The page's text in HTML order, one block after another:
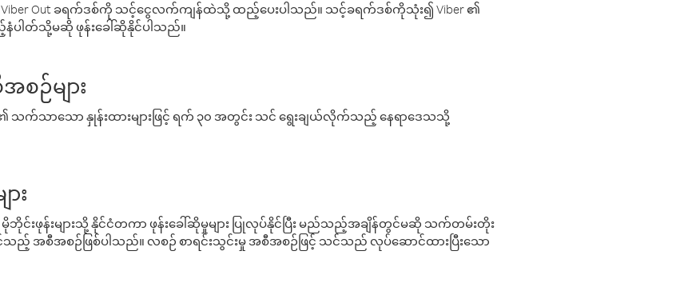
Out ခရက်ဒစ်ကို သင့်ငွေလက်ကျန်ထဲသို့ ထည့်ပေးပါသည်။ သင့်ခရက်ဒစ်ကိုသုံး၍ Viber ၏
နံပါတ်သို့မဆို ဖုန်းခေါ်ဆိုနိုင်ပါသည်။
ဉ်များ
သက်သာသော နှုန်းထားများဖြင့် ရက် ၃၀ အတွင်း သင် ရွေးချယ်လိုက်သည့် နေရာဒေသသို့
း
ဘိုင်းဖုန်းများသို့ နိုင်ငံတကာ ဖုန်းခေါ်ဆိုမှုများ ပြုလုပ်နိုင်ပြီး မည်သည့်အချိန်တွင်မဆို သက်တမ်းတိုး
ည့် အစီအစဉ်ဖြစ်ပါသည်။ လစဉ် စာရင်းသွင်းမှု အစီအစဉ်ဖြင့် သင်သည် လုပ်ဆောင်ထားပြီးသော